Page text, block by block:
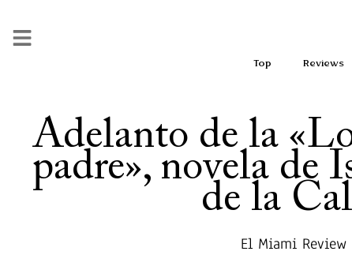
Top Reviews
Adelanto de la
padre», novela de
de la
El Miami Review